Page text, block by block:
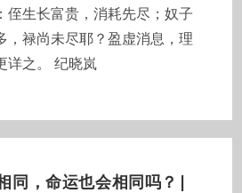
侄生长富贵，消耗先尽；奴子
，禄尚未尽耶？盈虚消息，理
详之。 纪晓岚
同，命运也会相同吗？|